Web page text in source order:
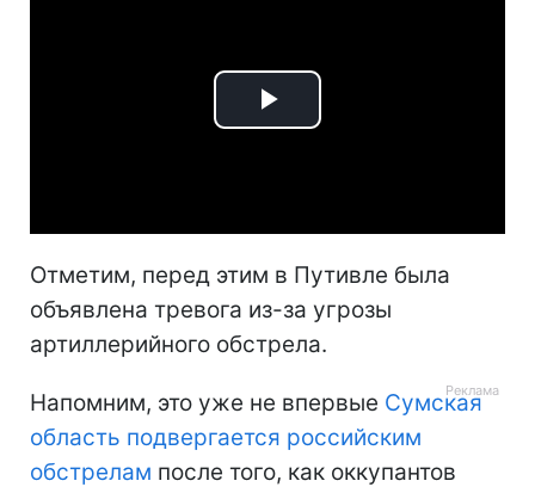
Play
Отметим, перед этим в Путивле была
объявлена тревога из-за угрозы
артиллерийного обстрела.
Напомним, это уже не впервые Сумская
область подвергается российским
обстрелам после того, как оккупантов